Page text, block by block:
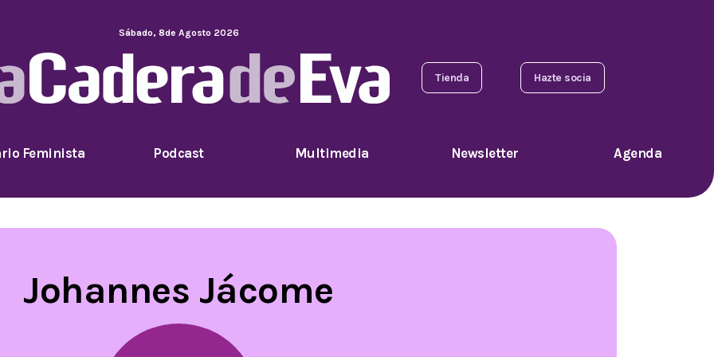
Sábado, 8de Agosto 2026
Tienda Hazte socia
Feminista Podcast Multimedia Newsletter Agenda
Johannes Jácome